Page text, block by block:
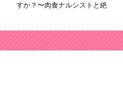
すか？〜肉食ナルシストと絶